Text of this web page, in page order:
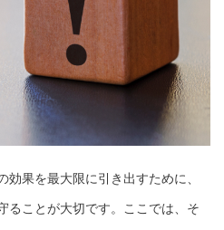
果を最大限に引き出すために、
ることが大切です。ここでは、そ